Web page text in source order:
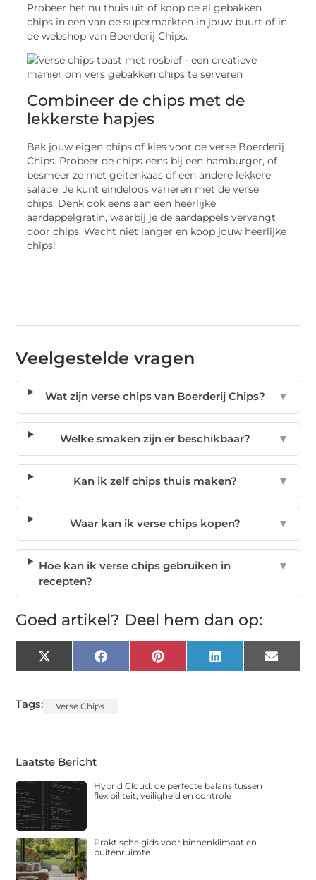
Probeer het nu thuis uit of koop de al gebakken
chips in een van de supermarkten in jouw buurt of in
de webshop van Boerderij Chips.
Combineer de chips met de
lekkerste hapjes
Bak jouw eigen chips of kies voor de verse Boerderij
Chips. Probeer de chips eens bij een hamburger, of
besmeer ze met geitenkaas of een andere lekkere
salade. Je kunt eindeloos variëren met de verse
chips. Denk ook eens aan een heerlijke
aardappelgratin, waarbij je de aardappels vervangt
door chips. Wacht niet langer en koop jouw heerlijke
chips!
Veelgestelde vragen
Wat zijn verse chips van Boerderij Chips? ▼
Welke smaken zijn er beschikbaar? ▼
Kan ik zelf chips thuis maken? ▼
Waar kan ik verse chips kopen? ▼
Hoe kan ik verse chips gebruiken in
recepten?
▼
Goed artikel? Deel hem dan op:
X
(Twitter)
FacebookPinterest LinkedIn Email
Tags: Verse Chips
Laatste Bericht
Hybrid Cloud: de perfecte balans tussen
flexibiliteit, veiligheid en controle
Praktische gids voor binnenklimaat en
buitenruimte